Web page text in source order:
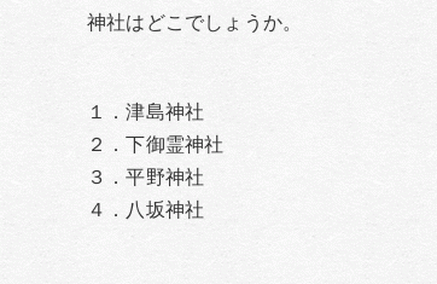
神社はどこでしょうか。
１．津島神社
２．下御霊神社
３．平野神社
４．八坂神社